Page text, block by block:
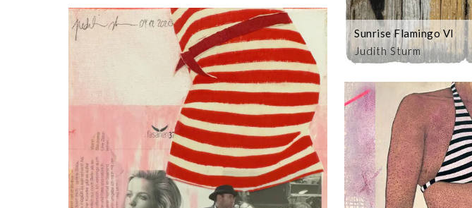
Judith Sturm
Sunrise Flamingo VI